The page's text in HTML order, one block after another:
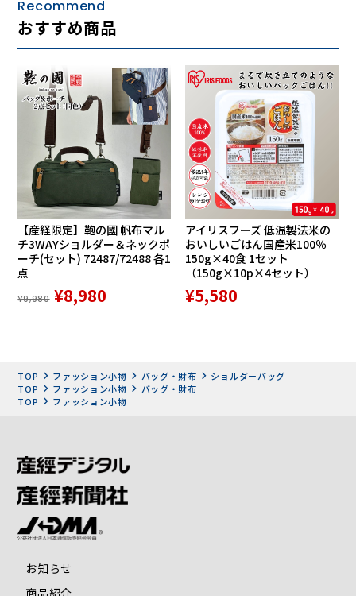
します。
鞄の街として名高い兵庫県豊岡市で作られた、
確かな技術と品質
鞄作りに1000年以上の歴史を持ち「鞄の街」として名高い兵
庫県豊岡市の熟練職人が丹精を込めて作った逸品。カラーは
カーキ、ネイビー、ベージュの3色をご用意。職人によるし
っかりした縫製に味わい深い魅力、高い機能性を備えた上質
な大人の鞄です。
Recommend
おすすめ商品
【産経限定】鞄の國 帆布マル
チ3WAYショルダー＆ネックポ
ーチ(セット) 72487/72488 各1
点
¥9,980 ¥8,980
アイリスフーズ 低温製法米の
おいしいごはん国産米100％
150g×40食 1セット
（150g×10p×4セット）
¥5,580
TOP ファッション小物 バッグ・財布
ショルダーバッグ
TOP
ファッション小物
バッグ・財布
TOP
ファッション小物
お知らせ